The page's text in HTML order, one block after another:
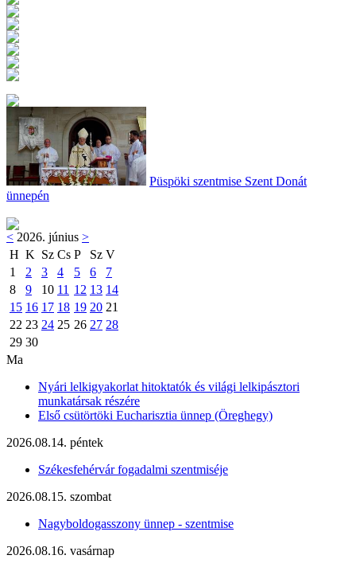
Püspöki szentmise Szent Donát
ünnepén
< 2026. június >
H K Sz Cs P Sz V
1
2 3 4 5 6
7
8
9 10 11 12 13 14
15 16 17 18 19 20 21
22 23 24 25 26 27 28
29 30
Ma
Nyári lelkigyakorlat hitoktatók és világi lelkipásztori
munkatársak részére
Első csütörtöki Eucharisztia ünnep (Öreghegy)
2026.08.14. péntek
Székesfehérvár fogadalmi szentmiséje
2026.08.15. szombat
Nagyboldogasszony ünnep - szentmise
2026.08.16. vasárnap